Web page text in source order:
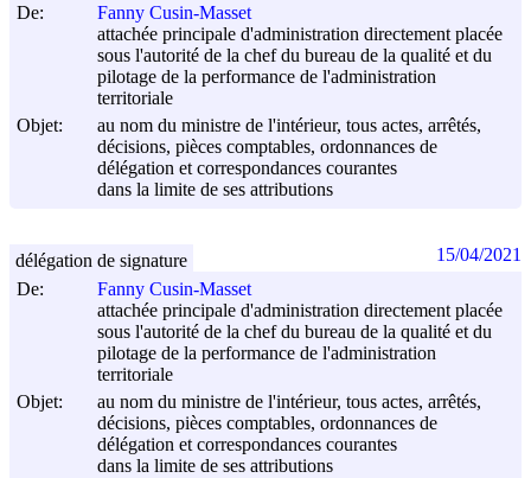
De:
Fanny Cusin-Masset
attachée principale d'administration directement placée
sous l'autorité de la chef du bureau de la qualité et du
pilotage de la performance de l'administration
territoriale
Objet:
au nom du ministre de l'intérieur, tous actes, arrêtés,
décisions, pièces comptables, ordonnances de
délégation et correspondances courantes
dans la limite de ses attributions
De:
Fanny Cusin-Masset
attachée principale d'administration directement placée
sous l'autorité de la chef du bureau de la qualité et du
pilotage de la performance de l'administration
territoriale
Objet:
au nom du ministre de l'intérieur, tous actes, arrêtés,
décisions, pièces comptables, ordonnances de
délégation et correspondances courantes
dans la limite de ses attributions
délégation de signature 15/04/2021